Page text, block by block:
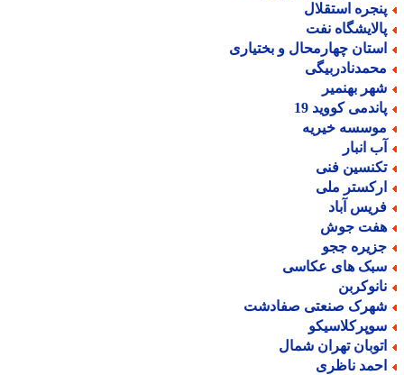
استقلال
نفت
چهارمحال و بختیاری
بهنمیر
کووید 19
خیریه
انبار
فنی
ملی
آباد
جوش
ججو
های عکاسی
صنعتی صفادشت
تهران شمال
ناظری